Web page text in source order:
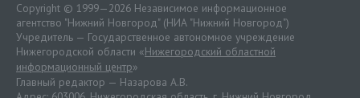
Copyright © 1999—2026 Независимое информационное
агентство "Нижний Новгород" (НИА "Нижний Новгород")
Учредитель — Государственное автономное учреждение
Нижегородской области «Нижегородский областной
информационный центр»
Главный редактор — Назарова А.В.